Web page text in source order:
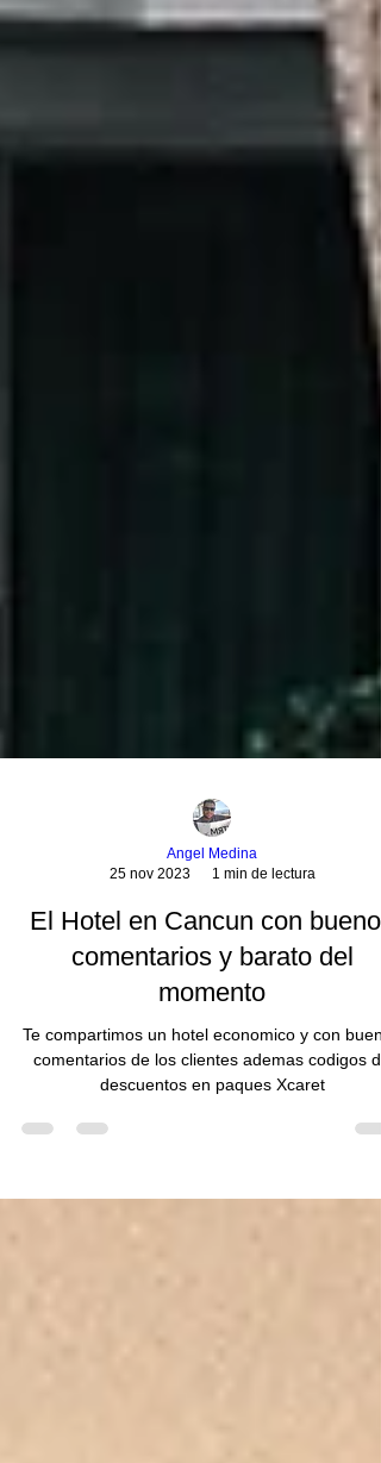
25 nov 2023
1 min de lectura
El Hotel en Cancun con buenos
comentarios y barato del
momento
Te compartimos un hotel economico y con
descuentos en paques Xcaret